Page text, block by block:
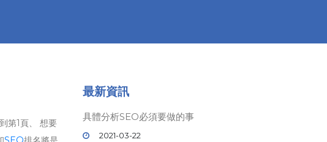
第1頁、 想要
最新資訊
具體分析SEO必須要做的事
2021-03-22